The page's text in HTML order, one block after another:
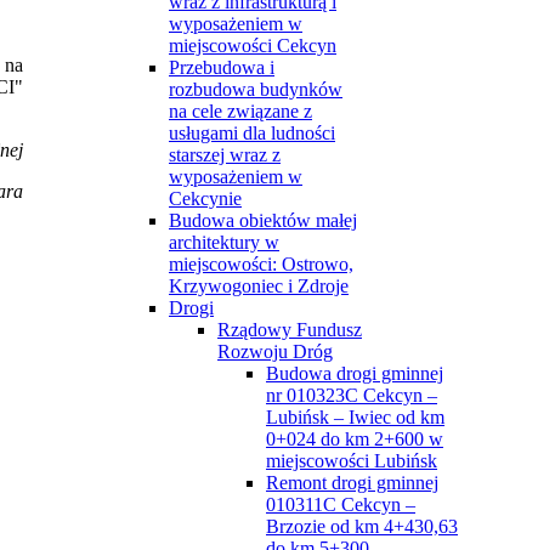
wyposażeniem w
miejscowości Cekcyn
Przebudowa i
rozbudowa budynków
na cele związane z
usługami dla ludności
starszej wraz z
wyposażeniem w
Cekcynie
Budowa obiektów małej
architektury w
miejscowości: Ostrowo,
Krzywogoniec i Zdroje
Drogi
Rządowy Fundusz
Rozwoju Dróg
Budowa drogi gminnej
nr 010323C Cekcyn –
Lubińsk – Iwiec od km
0+024 do km 2+600 w
miejscowości Lubińsk
Remont drogi gminnej
010311C Cekcyn –
Brzozie od km 4+430,63